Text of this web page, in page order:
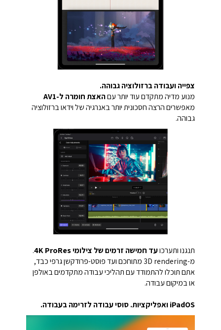
צפייה ועבודה ברזולוציה גבוהה.
מנוע מדיה מתקדם עוד יותר עםהאצת חומרה ל-AV1
מאפשרים הרצה חסכונית יותר באנרגיה של וידאו ברזולוציה
גבוהה.
תנגנו ותערכועד חמישה זרמים של צילומי 4K ProRes
.
מ-3D rendering מתוחכם ועד פוסט-פרודקשן גרפי כבד,
אתם תוכלו להתמודד עם תהליכי עבודה מתקדמים באולפן
או במיקום עבודה.
iPadOS ואפליקציות. סוסי עבודה לזרימה בעבודה.